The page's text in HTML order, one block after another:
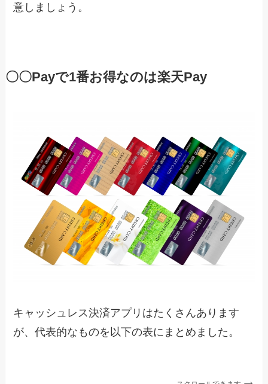
意しましょう。
〇〇Payで1番お得なのは楽天Pay
キャッシュレス決済アプリはたくさんあります
が、代表的なものを以下の表にまとめました。